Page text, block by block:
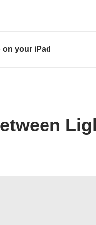
your iPad